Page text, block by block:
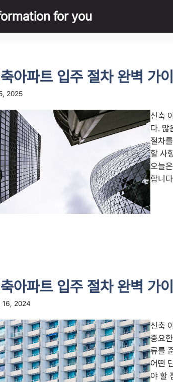
for you
아파트 입주 절차 완벽 가
2025
신축
다. 많
절차
할 사
오늘
합니
아파트 입주 절차 완벽 가
16, 2024
신축
중요
류를
어떤
야 할